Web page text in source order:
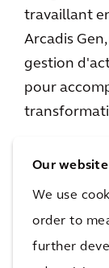
Our
We use
order to
further
travaillant
Arcadis
gestion
pour
Arcadis est
gestion